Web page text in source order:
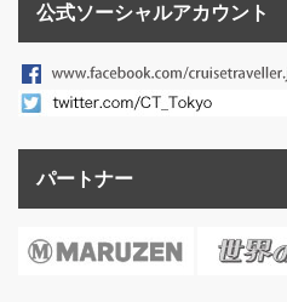
公式ソーシャルアカウント
パートナー